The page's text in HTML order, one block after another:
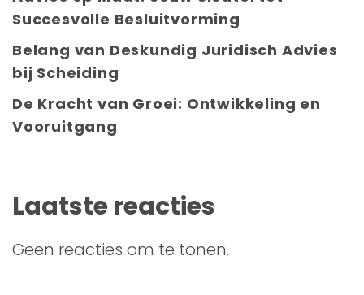
Succesvolle Besluitvorming
Belang van Deskundig Juridisch Advies
bij Scheiding
De Kracht van Groei: Ontwikkeling en
Vooruitgang
Laatste reacties
Geen reacties om te tonen.